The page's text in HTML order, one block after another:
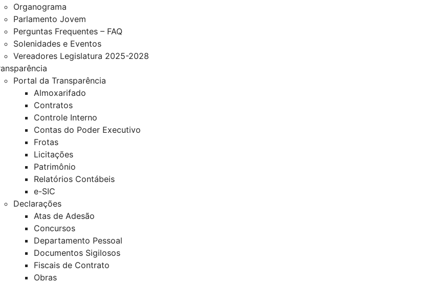
Organograma
Parlamento Jovem
Perguntas Frequentes – FAQ
Solenidades e Eventos
Vereadores Legislatura 2025-2028
Portal da Transparência
Almoxarifado
Contratos
Controle Interno
Contas do Poder Executivo
Frotas
Licitações
Patrimônio
Relatórios Contábeis
e-SIC
Declarações
Atas de Adesão
Concursos
Departamento Pessoal
Documentos Sigilosos
Fiscais de Contrato
Obras